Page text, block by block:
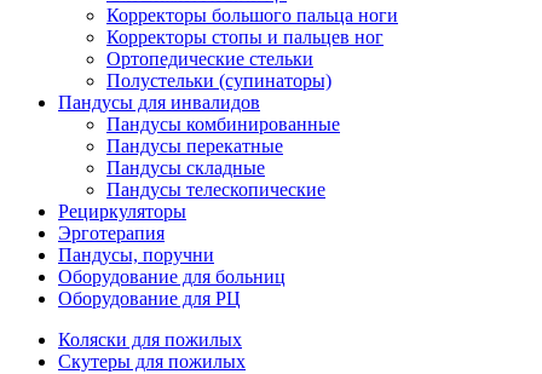
Корректоры большого пальца ноги
Корректоры стопы и пальцев ног
Ортопедические стельки
Полустельки (супинаторы)
Пандусы для инвалидов
Пандусы комбинированные
Пандусы перекатные
Пандусы складные
Пандусы телескопические
Рециркуляторы
Эрготерапия
Пандусы, поручни
Оборудование для больниц
Оборудование для РЦ
Коляски для пожилых
Скутеры для пожилых